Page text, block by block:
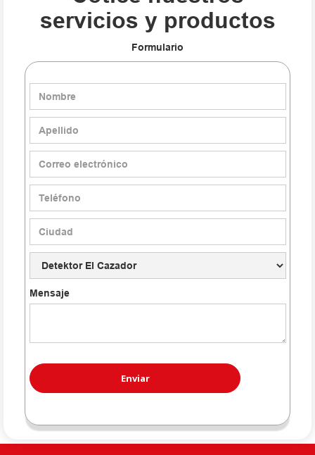
servicios y productos
Formulario
Mensaje